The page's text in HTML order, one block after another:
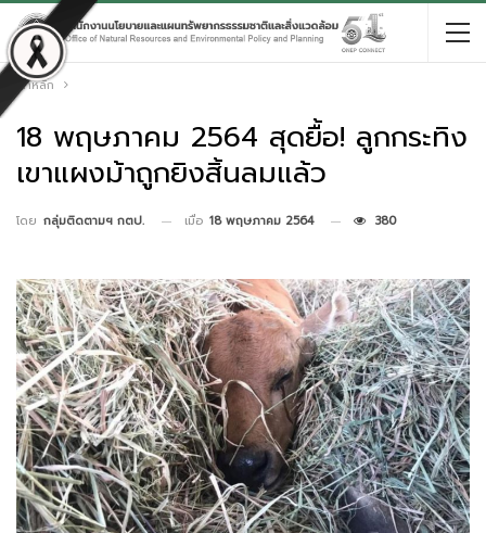
หน้าหลัก
18 พฤษภาคม 2564 สุดยื้อ! ลูกกระทิง
เขาแผงม้าถูกยิงสิ้นลมแล้ว
โดย กลุ่มติดตามฯ กตป. เมื่อ 18 พฤษภาคม 2564 380